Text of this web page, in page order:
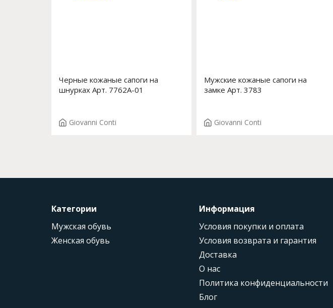
Черные кожаные сапоги на
шнурках Арт. 7762A-01
Giovanni Conti
Мужские кожаные сапоги на
замке Арт. 3783
Giovanni Conti
Категории
Мужская обувь
Женская обувь
Информация
Условия покупки и оплата
Условия возврата и гарантия
Доставка
О нас
Политика конфиденциальности
Блог